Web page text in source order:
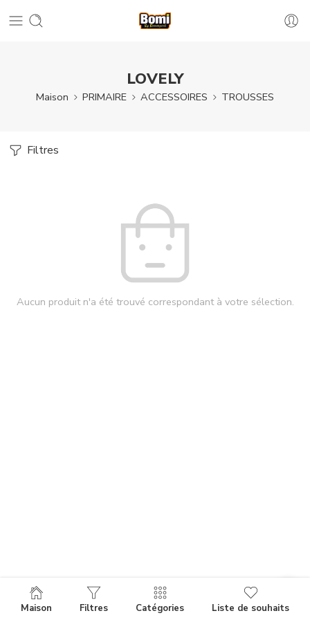
LOVELY
Maison PRIMAIRE ACCESSOIRES TROUSSES
Filtres
Aucun produit n'a été trouvé correspondant à votre sélection.
Maison Filtres Catégories Liste de souhaits